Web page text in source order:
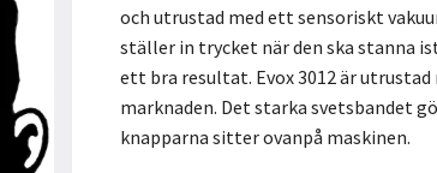
och utrustad med ett sensoriskt
ställer in trycket när den ska stanna
ett bra resultat. Evox 3012 är
marknaden. Det starka svetsbandet
knapparna sitter ovanpå maskinen.